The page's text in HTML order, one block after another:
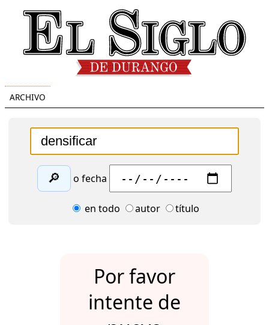
ARCHIVO
🔎 o fecha
en todo autor título
Por favor
intente de